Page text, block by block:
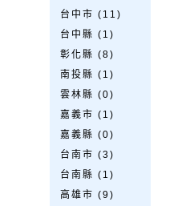
台中市 (11)
台中縣 (1)
彰化縣 (8)
南投縣 (1)
雲林縣 (0)
嘉義市 (1)
嘉義縣 (0)
台南市 (3)
台南縣 (1)
高雄市 (9)